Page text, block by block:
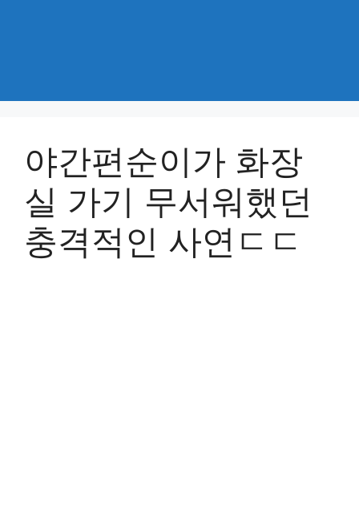
야간편순이가 화장
실 가기 무서워했던
충격적인 사연ㄷㄷ